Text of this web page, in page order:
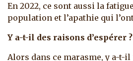
En 2022, ce sont aussi la
population et l’apathie qui
Y a-t-il des raisons d’espérer ?
Alors dans ce marasme, y a-t-